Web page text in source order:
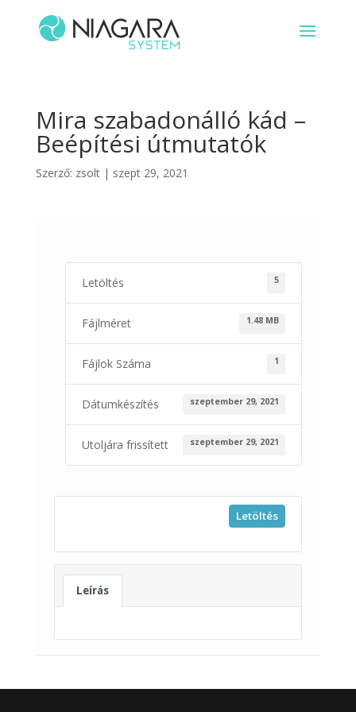
Mira szabadonálló kád –
Beépítési útmutatók
Szerző: zsolt| szept 29, 2021
Letöltés 5
Fájlméret 1.48 MB
Fájlok Száma 1
Dátumkészítés szeptember 29, 2021
Utoljára frissített szeptember 29, 2021
Letöltés
Leírás